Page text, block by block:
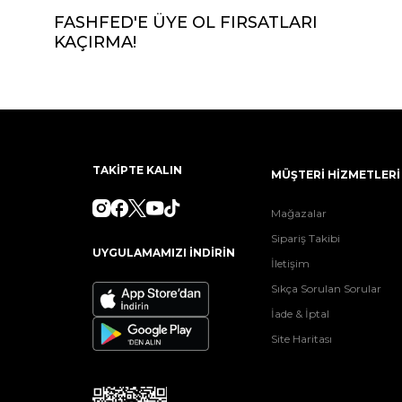
FASHFED'E ÜYE OL FIRSATLARI
KAÇIRMA!
TAKİPTE KALIN
UYGULAMAMIZI İNDİRİN
MÜŞTERİ HİZMETLERİ
Mağazalar
Sipariş Takibi
İletişim
Sıkça Sorulan Sorular
İade & İptal
Site Haritası